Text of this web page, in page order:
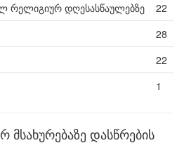
რელიგიურ დღესასწაულებზე
22
28
22
1
მსახურებაზე დასწრების